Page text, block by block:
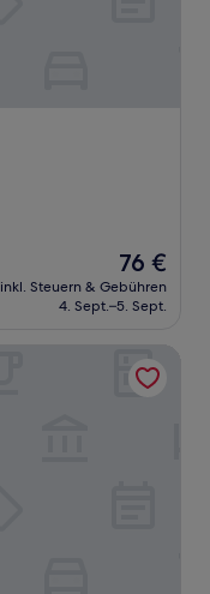
Der
Preis
beträgt
76 €
inkl. Steuern & Gebühren
4. Sept.–5. Sept.